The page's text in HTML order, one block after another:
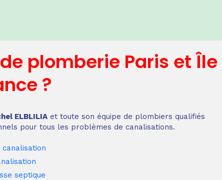
de plomberie Paris et Île
?
ELBLILIA et toute son équipe de plombiers qualifiés
pour tous les problèmes de canalisations.
canalisation
septique